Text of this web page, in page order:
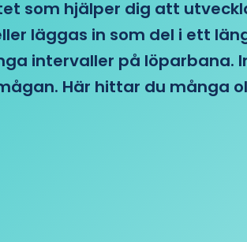
som hjälper dig att
läggas in som del i ett
intervaller på löparbana.
Här hittar du många